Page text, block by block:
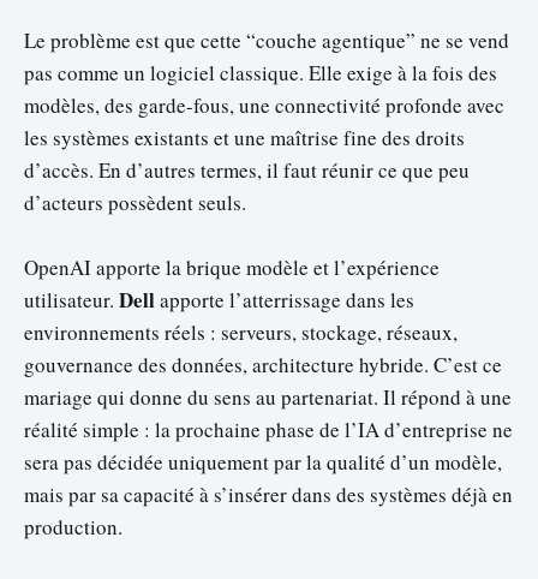
Le problème est que cette “couche agentique” ne se vend
pas comme un logiciel classique. Elle exige à la fois des
modèles, des garde-fous, une connectivité profonde avec
les systèmes existants et une maîtrise fine des droits
d’accès. En d’autres termes, il faut réunir ce que peu
d’acteurs possèdent seuls.
OpenAI apporte la brique modèle et l’expérience
utilisateur. Dellapporte l’atterrissage dans les
environnements réels : serveurs, stockage, réseaux,
gouvernance des données, architecture hybride. C’est ce
mariage qui donne du sens au partenariat. Il répond à une
réalité simple : la prochaine phase de l’IA d’entreprise ne
sera pas décidée uniquement par la qualité d’un modèle,
mais par sa capacité à s’insérer dans des systèmes déjà en
production.